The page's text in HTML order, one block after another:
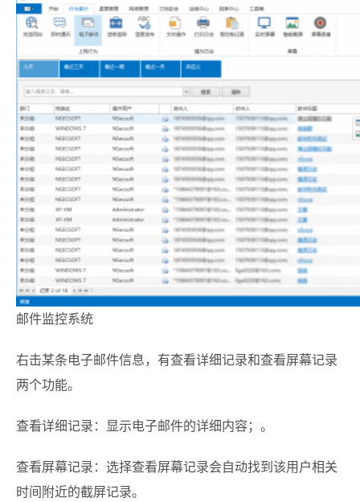
邮件监控系统
右击某条电子邮件信息，有查看详细记录和查看屏幕记录
两个功能。
查看详细记录：显示电子邮件的详细内容；。
查看屏幕记录：选择查看屏幕记录会自动找到该用户相关
时间附近的截屏记录。